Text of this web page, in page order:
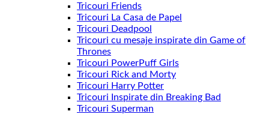
Tricouri Friends
Tricouri La Casa de Papel
Tricouri Deadpool
Tricouri cu mesaje inspirate din Game of
Thrones
Tricouri PowerPuff Girls
Tricouri Rick and Morty
Tricouri Harry Potter
Tricouri Inspirate din Breaking Bad
Tricouri Superman